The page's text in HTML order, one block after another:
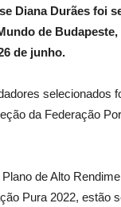
Diana Durães foi
de
de junho.
selecionados
da Federação
de Alto
Pura 2022, estão